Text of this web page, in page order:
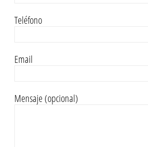
Teléfono
Email
Mensaje (opcional)